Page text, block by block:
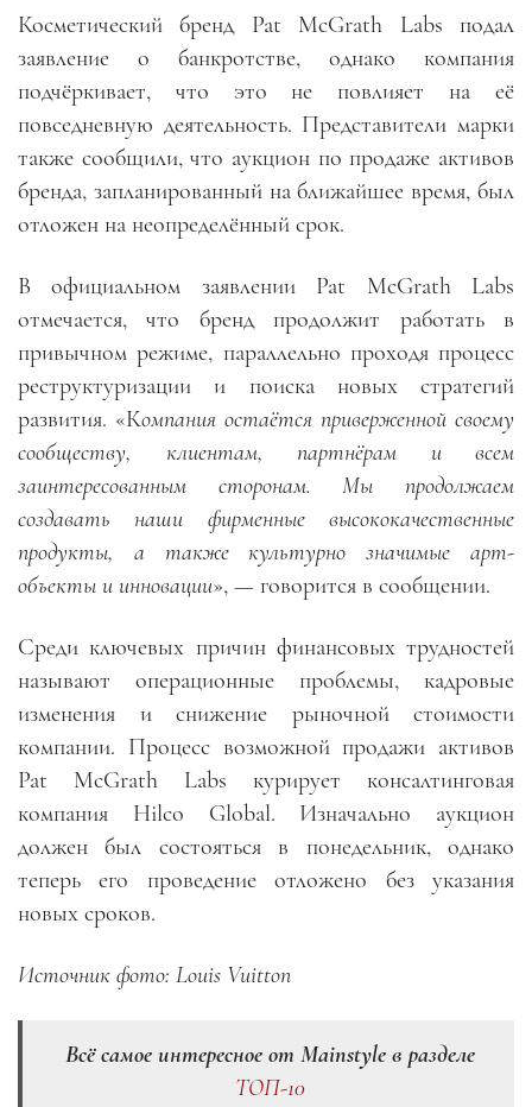
Косметический бренд Pat McGrath Labs подал
заявление о банкротстве, однако компания
подчёркивает, что это не повлияет на её
повседневную деятельность. Представители марки
также сообщили, что аукцион по продаже активов
бренда, запланированный на ближайшее время, был
отложен на неопределённый срок.
В официальном заявлении Pat McGrath Labs
отмечается, что бренд продолжит работать в
привычном режиме, параллельно проходя процесс
реструктуризации и поиска новых стратегий
развития. «Компания остаётся приверженной своему
сообществу, клиентам, партнёрам и всем
заинтересованным сторонам. Мы продолжаем
создавать наши фирменные высококачественные
продукты, а также культурно значимые арт-
объекты и инновации», — говорится в сообщении.
Среди ключевых причин финансовых трудностей
называют операционные проблемы, кадровые
изменения и снижение рыночной стоимости
компании. Процесс возможной продажи активов
Pat McGrath Labs курирует консалтинговая
компания Hilco Global. Изначально аукцион
должен был состояться в понедельник, однако
теперь его проведение отложено без указания
новых сроков.
Источник фото: Louis Vuitton
Всё самое интересное от Mainstyle в разделе
ТОП-10